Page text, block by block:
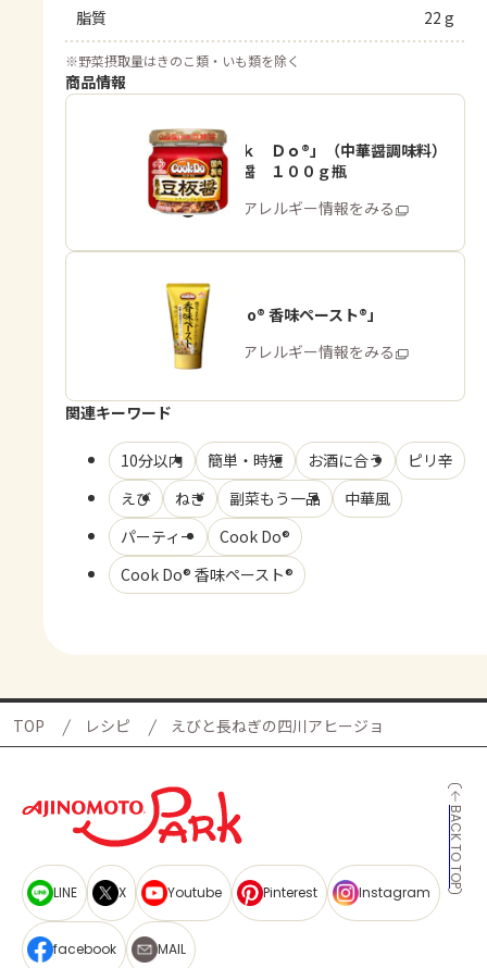
脂質 22 g
※野菜摂取量はきのこ類・いも類を除く
商品情報
「Ｃｏｏｋ Ｄｏ®」（中華醤調味料）
熟成豆板醤 １００ｇ瓶
商品・アレルギー情報をみる
「Cook Do® 香味ペースト®」
商品・アレルギー情報をみる
関連キーワード
10分以内 簡単・時短 お酒に合う
ピリ辛
えび
ねぎ 副菜もう一品
中華風
パーティー
Cook Do®
Cook Do® 香味ペースト®
TOP レシピ えびと長ねぎの四川アヒージョ
BACK TO TOP
LINE X Youtube Pinterest Instagram
facebook MAIL